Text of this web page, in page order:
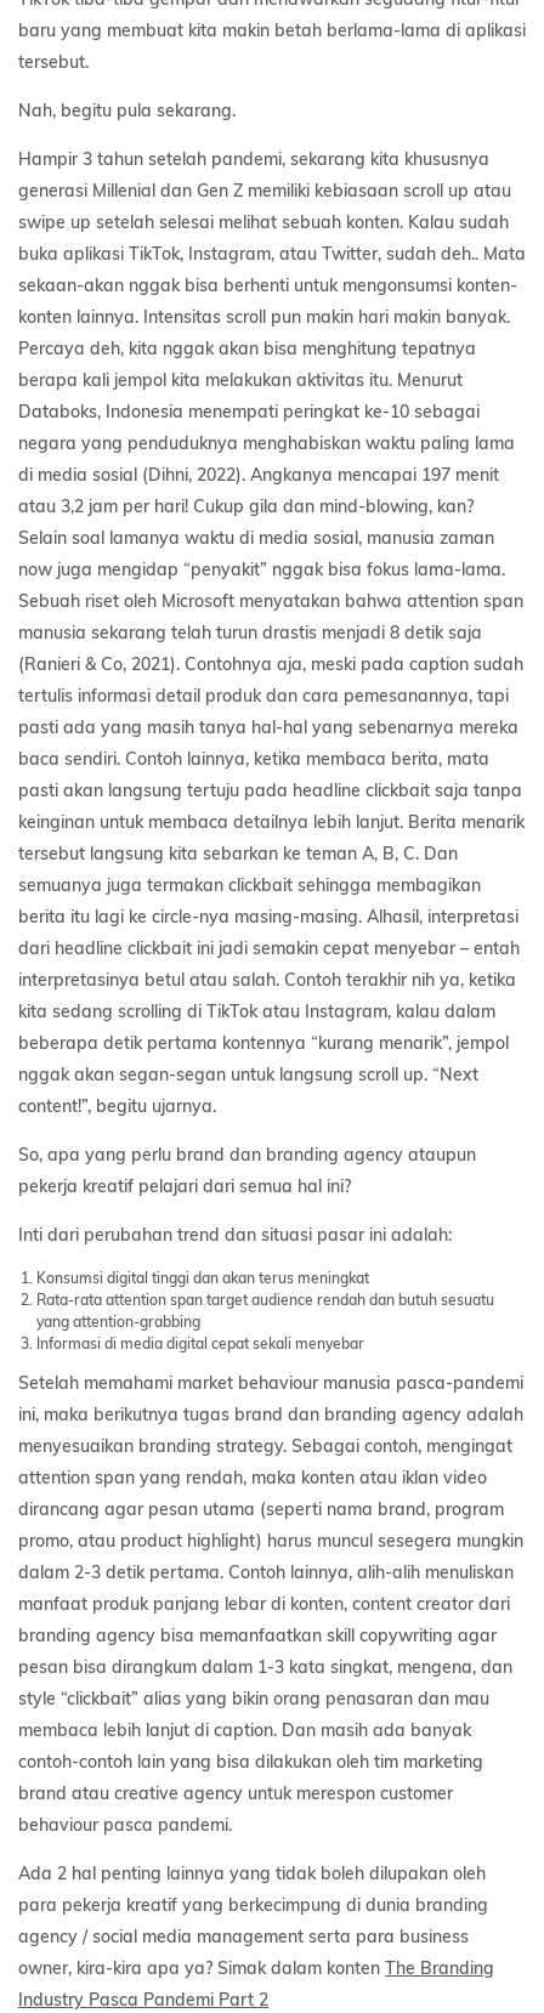
baru yang membuat kita makin betah berlama-lama di aplikasi
tersebut.
Nah, begitu pula sekarang.
Hampir 3 tahun setelah pandemi, sekarang kita khususnya
generasi Millenial dan Gen Z memiliki kebiasaan scroll up atau
swipe up setelah selesai melihat sebuah konten. Kalau sudah
buka aplikasi TikTok, Instagram, atau Twitter, sudah deh.. Mata
sekaan-akan nggak bisa berhenti untuk mengonsumsi konten-
konten lainnya. Intensitas scroll pun makin hari makin banyak.
Percaya deh, kita nggak akan bisa menghitung tepatnya
berapa kali jempol kita melakukan aktivitas itu. Menurut
Databoks, Indonesia menempati peringkat ke-10 sebagai
negara yang penduduknya menghabiskan waktu paling lama
di media sosial (Dihni, 2022). Angkanya mencapai 197 menit
atau 3,2 jam per hari! Cukup gila dan mind-blowing, kan?
Selain soal lamanya waktu di media sosial, manusia zaman
now juga mengidap “penyakit” nggak bisa fokus lama-lama.
Sebuah riset oleh Microsoft menyatakan bahwa attention span
manusia sekarang telah turun drastis menjadi 8 detik saja
(Ranieri & Co, 2021). Contohnya aja, meski pada caption sudah
tertulis informasi detail produk dan cara pemesanannya, tapi
pasti ada yang masih tanya hal-hal yang sebenarnya mereka
baca sendiri. Contoh lainnya, ketika membaca berita, mata
pasti akan langsung tertuju pada headline clickbait saja tanpa
keinginan untuk membaca detailnya lebih lanjut. Berita menarik
tersebut langsung kita sebarkan ke teman A, B, C. Dan
semuanya juga termakan clickbait sehingga membagikan
berita itu lagi ke circle-nya masing-masing. Alhasil, interpretasi
dari headline clickbait ini jadi semakin cepat menyebar – entah
interpretasinya betul atau salah. Contoh terakhir nih ya, ketika
kita sedang scrolling di TikTok atau Instagram, kalau dalam
beberapa detik pertama kontennya “kurang menarik”, jempol
nggak akan segan-segan untuk langsung scroll up. “Next
content!”, begitu ujarnya.
So, apa yang perlu brand dan branding agency ataupun
pekerja kreatif pelajari dari semua hal ini?
Inti dari perubahan trend dan situasi pasar ini adalah:
Konsumsi digital tinggi dan akan terus meningkat
Rata-rata attention span target audience rendah dan butuh sesuatu
yang attention-grabbing
Informasi di media digital cepat sekali menyebar
Setelah memahami market behaviour manusia pasca-pandemi
ini, maka berikutnya tugas brand dan branding agency adalah
menyesuaikan branding strategy. Sebagai contoh, mengingat
attention span yang rendah, maka konten atau iklan video
dirancang agar pesan utama (seperti nama brand, program
promo, atau product highlight) harus muncul sesegera mungkin
dalam 2-3 detik pertama. Contoh lainnya, alih-alih menuliskan
manfaat produk panjang lebar di konten, content creator dari
branding agency bisa memanfaatkan skill copywriting agar
pesan bisa dirangkum dalam 1-3 kata singkat, mengena, dan
style “clickbait” alias yang bikin orang penasaran dan mau
membaca lebih lanjut di caption. Dan masih ada banyak
contoh-contoh lain yang bisa dilakukan oleh tim marketing
brand atau creative agency untuk merespon customer
behaviour pasca pandemi.
Ada 2 hal penting lainnya yang tidak boleh dilupakan oleh
para pekerja kreatif yang berkecimpung di dunia branding
agency / social media management serta para business
owner, kira-kira apa ya? Simak dalam konten The Branding
Industry Pasca Pandemi Part 2